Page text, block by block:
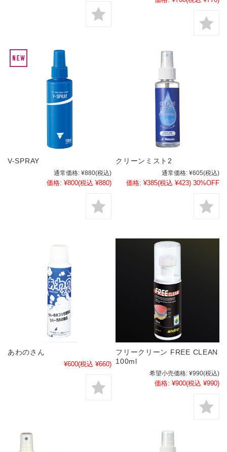
V-SPRAY
通常価格: ¥880(税込)
価格: ¥800(税込 ¥880)
クリーンミスト2
通常価格: ¥605(税込)
価格: ¥385(税込 ¥423) 30%OFF
あわのさん
¥600(税込 ¥660)
フリークリーン FREE CLEAN
100ml
希望小売価格: ¥990(税込)
価格: ¥900(税込 ¥990)